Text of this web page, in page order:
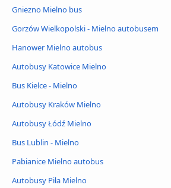
Gniezno Mielno bus
Gorzów Wielkopolski - Mielno autobusem
Hanower Mielno autobus
Autobusy Katowice Mielno
Bus Kielce - Mielno
Autobusy Kraków Mielno
Autobusy Łódź Mielno
Bus Lublin - Mielno
Pabianice Mielno autobus
Autobusy Piła Mielno